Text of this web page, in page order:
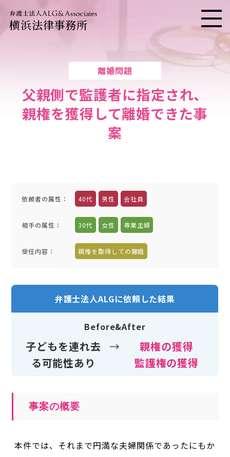
横浜法律事務所 メニ
離婚問題
父親側で監護者に指定され、
親権を獲得して離婚できた事
案
依頼者の属性 ： 40代 男性 会社員
相手の属性 ： 30代 女性 専業主婦
受任内容 ： 親権を取得しての離婚
弁護士法人ALGに依頼した結果
Before&After
子どもを連れ去
る可能性あり
→
親権の獲得
監護権の獲得
事案の概要
本件では、それまで円満な夫婦関係であったにもか